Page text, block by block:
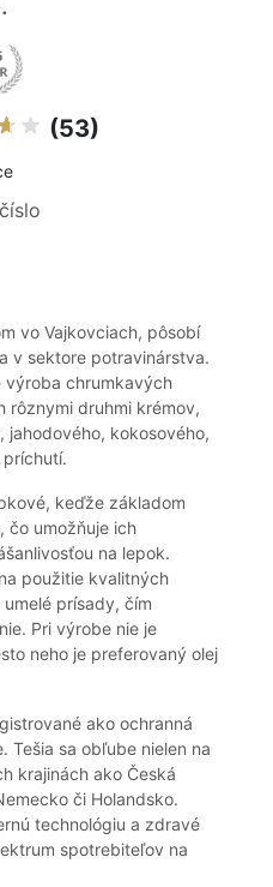
(53)
vo Vajkovciach, pôsobí
v sektore potravinárstva.
výroba chrumkavých
rôznymi druhmi krémov,
jahodového, kokosového,
príchutí.
keďže základom
čo umožňuje ich
na lepok.
použitie kvalitných
prísady, čím
Pri výrobe nie je
neho je preferovaný olej
ako ochranná
Tešia sa obľube nielen na
krajinách ako Česká
či Holandsko.
technológiu a zdravé
spotrebiteľov na